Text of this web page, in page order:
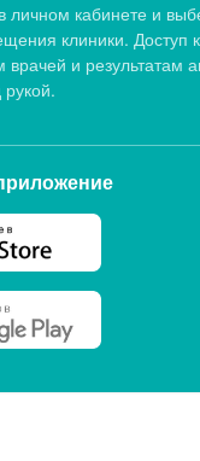
личном кабинете и
клиники. Доступ
и результатам